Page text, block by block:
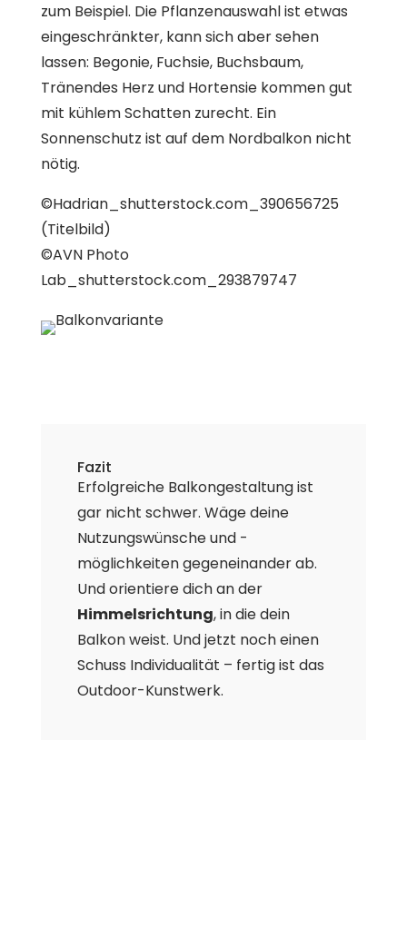
zum Beispiel. Die Pflanzenauswahl ist etwas
eingeschränkter, kann sich aber sehen
lassen: Begonie, Fuchsie, Buchsbaum,
Tränendes Herz und Hortensie kommen gut
mit kühlem Schatten zurecht. Ein
Sonnenschutz ist auf dem Nordbalkon nicht
nötig.
©Hadrian_shutterstock.com_390656725
(Titelbild)
©AVN Photo
Lab_shutterstock.com_293879747
Fazit
Erfolgreiche Balkongestaltung ist
gar nicht schwer. Wäge deine
Nutzungswünsche und -
möglichkeiten gegeneinander ab.
Und orientiere dich an der
Himmelsrichtung, in die dein
Balkon weist. Und jetzt noch einen
Schuss Individualität – fertig ist das
Outdoor-Kunstwerk.